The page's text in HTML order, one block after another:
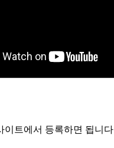
이트에서 등록하면 됩니다